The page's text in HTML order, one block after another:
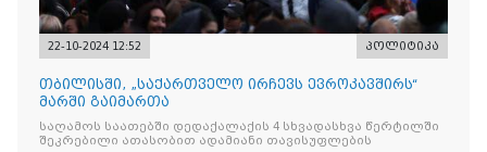
22-10-2024 12:52 პოლიტიკა
თბილისში, „საქართველო ირჩევს ევროკავშირს“
მარში გაიმართა
საღამოს საათებში დედაქალაქის 4 სხვადასხვა წერტილში
შეკრებილი ათასობით ადამიანი თავისუფლების